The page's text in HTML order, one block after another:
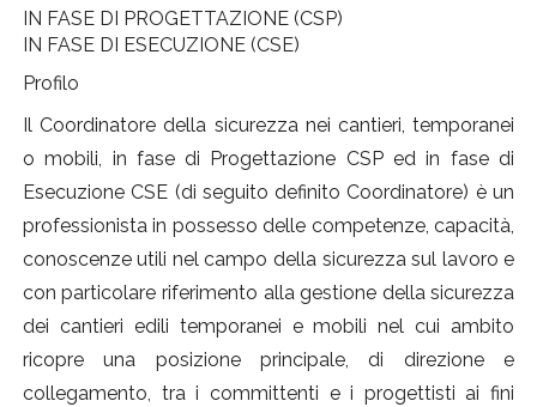
IN FASE DI PROGETTAZIONE (CSP)
IN FASE DI ESECUZIONE (CSE)
Profilo
Il Coordinatore della sicurezza nei cantieri, temporanei
o mobili, in fase di Progettazione CSP ed in fase di
Esecuzione CSE (di seguito definito Coordinatore) è un
professionista in possesso delle competenze, capacità,
conoscenze utili nel campo della sicurezza sul lavoro e
con particolare riferimento alla gestione della sicurezza
dei cantieri edili temporanei e mobili nel cui ambito
ricopre una posizione principale, di direzione e
collegamento, tra i committenti e i progettisti ai fini